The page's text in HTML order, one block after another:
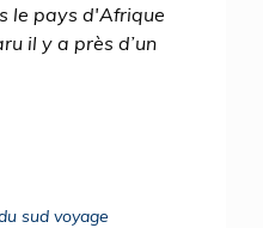
le pays d'Afrique
il y a près d’un
sud voyage